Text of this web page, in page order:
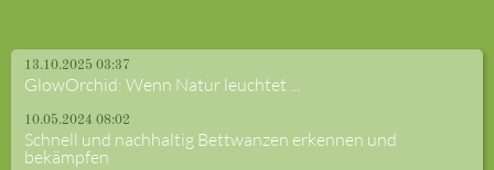
13.10.2025 03:37
GlowOrchid: Wenn Natur leuchtet ...
10.05.2024 08:02
Schnell und nachhaltig Bettwanzen erkennen und
bekämpfen